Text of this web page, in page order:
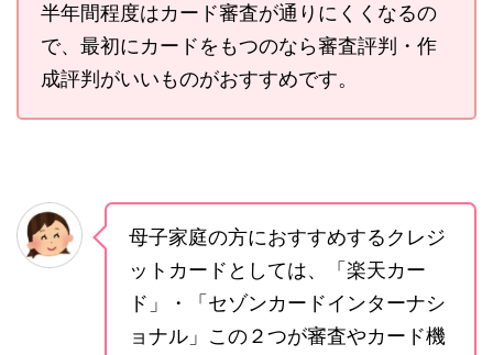
半年間程度はカード審査が通りにくくなるの
で、最初にカードをもつのなら審査評判・作
成評判がいいものがおすすめです。
母子家庭の方におすすめするクレジ
ットカードとしては、「楽天カー
ド」・「セゾンカードインターナシ
ョナル」この２つが審査やカード機